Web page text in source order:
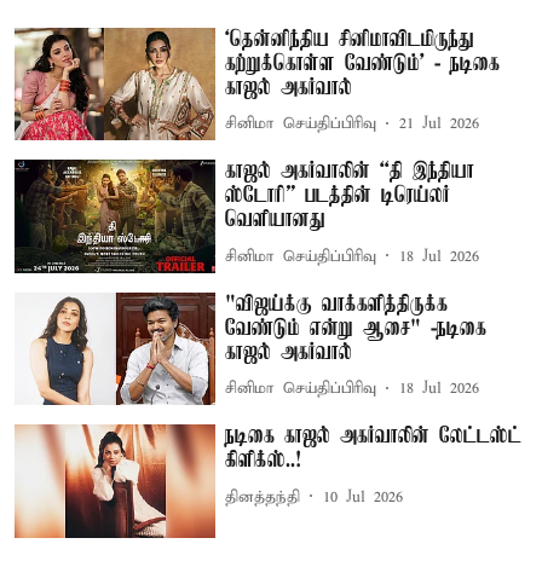
‘தென்னிந்திய சினிமாவிடமிருந்து
கற்றுக்கொள்ள வேண்டும்’ - நடிகை
காஜல் அகர்வால்
சினிமா செய்திப்பிரிவு 21 Jul 2026
காஜல் அகர்வாலின் “தி இந்தியா
ஸ்டோரி” படத்தின் டிரெய்லர்
வெளியானது
சினிமா செய்திப்பிரிவு 18 Jul 2026
"விஜய்க்கு வாக்களித்திருக்க
வேண்டும் என்று ஆசை" -நடிகை
காஜல் அகர்வால்
சினிமா செய்திப்பிரிவு 18 Jul 2026
நடிகை காஜல் அகர்வாலின் லேட்டஸ்ட்
கிளிக்ஸ்..!
தினத்தந்தி 10 Jul 2026